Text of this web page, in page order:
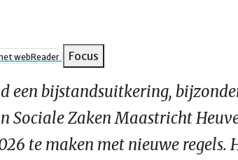
webReader Focus
een bijstandsuitkering,
Sociale Zaken Maastricht
te maken met nieuwe regels.